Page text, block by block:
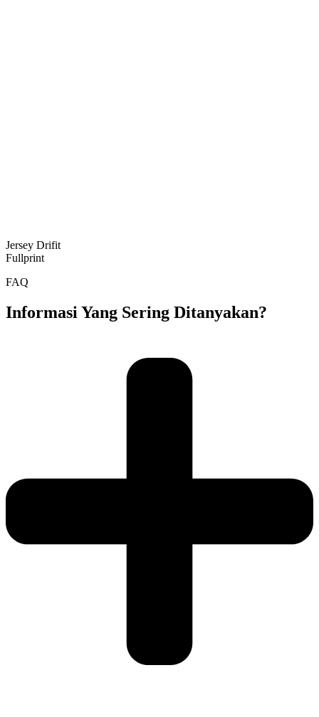
Jersey Drifit
Fullprint
FAQ
Informasi Yang Sering Ditanyakan?